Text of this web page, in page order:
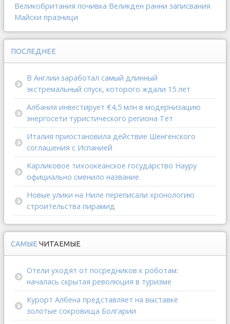
Великобритания почивка Великден ранни записвания
Майски празници
ПОСЛЕДНЕЕ
В Англии заработал самый длинный
экстремальный спуск, которого ждали 15 лет
Албания инвестирует €4,5 млн в модернизацию
энергосети туристического региона Тет
Италия приостановила действие Шенгенского
соглашения с Испанией
Карликовое тихоокеанское государство Науру
официально сменило название
Новые улики на Ниле переписали хронологию
строительства пирамид
САМЫЕ ЧИТАЕМЫЕ
Отели уходят от посредников к роботам:
началась скрытая революция в туризме
Курорт Албена представляет на выставке
золотые сокровища Болгарии